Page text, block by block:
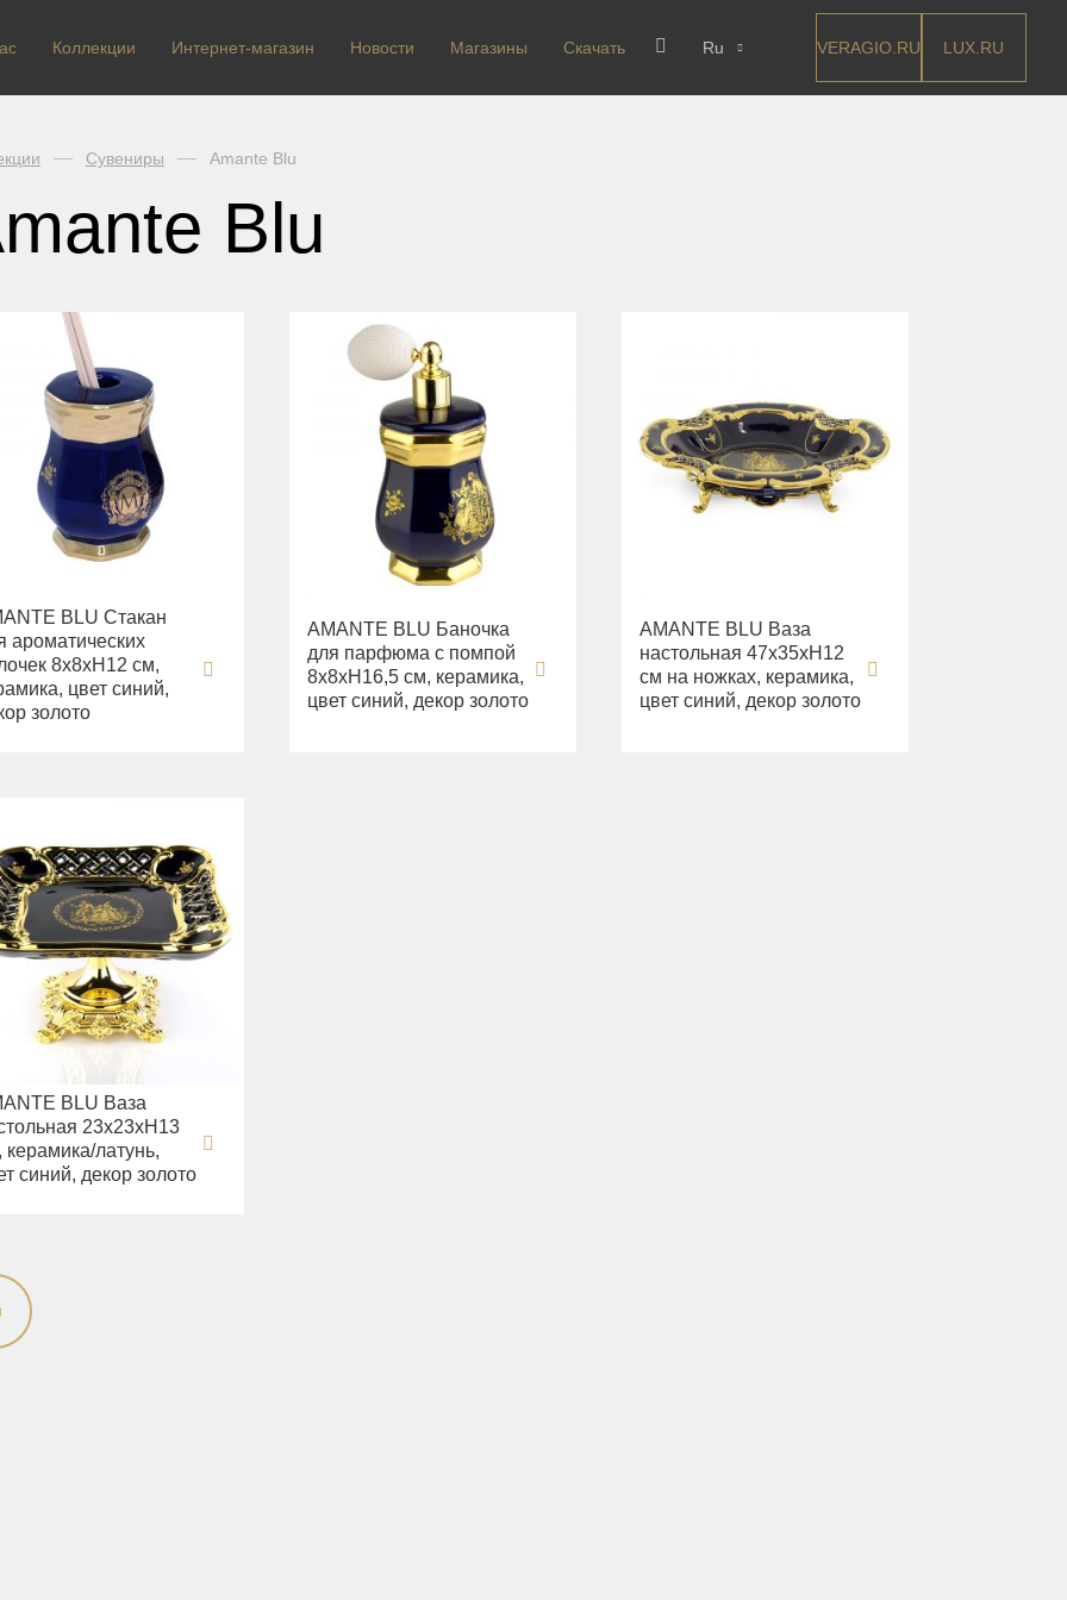
Коллекции Интернет-магазин Новости Магазины Скачать Ru VERAGIO.RU LUX.RU
Сувениры Amante Blu
Blu
BLU Стакан
ароматических
8х8xH12 см,
цвет синий,
золото
AMANTE BLU Баночка
для парфюма с помпой
8х8хН16,5 см, керамика,
цвет синий, декор золото
AMANTE BLU Ваза
настольная 47x35xH12
см на ножках, керамика,
цвет синий, декор золото
BLU Ваза
23х23хН13
керамика/латунь,
синий, декор золото